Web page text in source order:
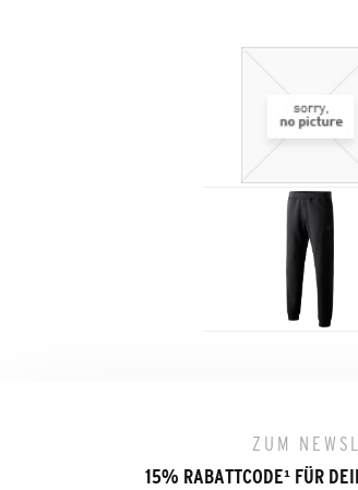
ZUM
15% RABATTCODE¹FÜR